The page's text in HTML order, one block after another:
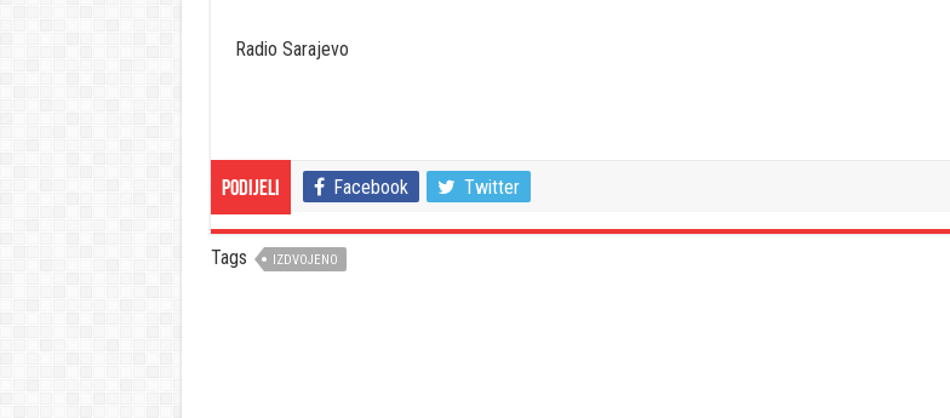
Radio Sarajevo
Podijeli Facebook Twitter
Tags IZDVOJENO